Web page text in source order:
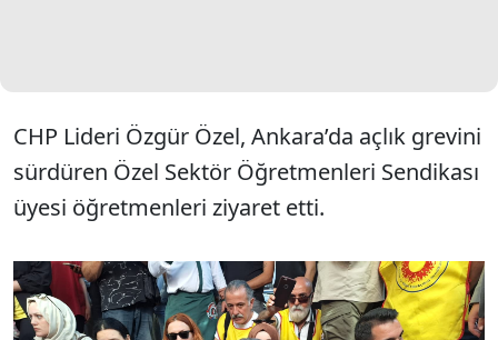
CHP Lideri Özgür Özel, Ankara’da açlık grevini
sürdüren Özel Sektör Öğretmenleri Sendikası
üyesi öğretmenleri ziyaret etti.